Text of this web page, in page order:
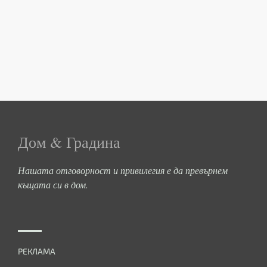
Дом & Градина
Нашата отговорност и привилегия е да превърнем
къщата си в дом.
РЕКЛАМА